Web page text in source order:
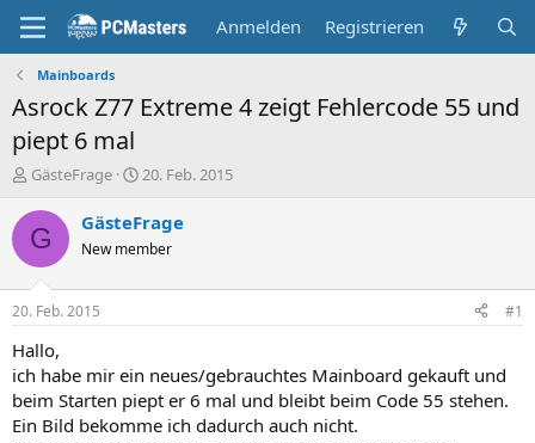
Anmelden Registrieren
Mainboards
Asrock Z77 Extreme 4 zeigt Fehlercode 55 und
piept 6 mal
E
s
t
e
r
GästeFrage
E
s
e
t
20. Feb. 2015
G GästeFrage
New member
20. Feb. 2015 #1
Hallo,
ich habe mir ein neues/gebrauchtes Mainboard gekauft und
beim Starten piept er 6 mal und bleibt beim Code 55 stehen.
Ein Bild bekomme ich dadurch auch nicht.